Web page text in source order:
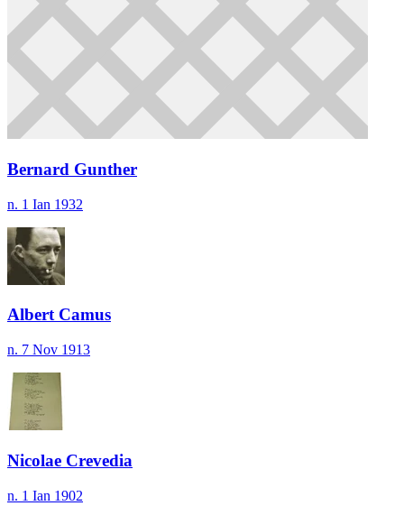
Bernard Gunther
n. 1 Ian 1932
Albert Camus
n. 7 Nov 1913
Nicolae Crevedia
n. 1 Ian 1902